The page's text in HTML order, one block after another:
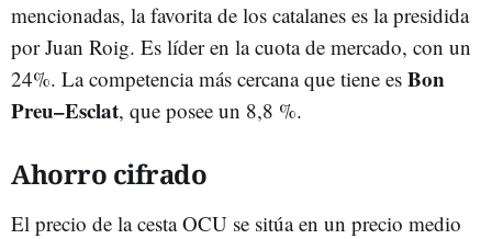
mencionadas, la favorita de los catalanes es la presidida
por Juan Roig. Es líder en la cuota de mercado, con un
24%. La competencia más cercana que tiene es Bon
Preu–Esclat, que posee un 8,8 %.
Ahorro cifrado
El precio de la cesta OCU se sitúa en un precio medio